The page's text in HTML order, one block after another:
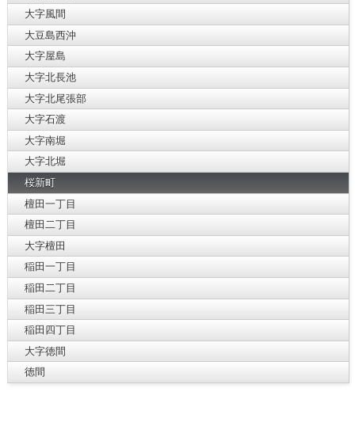
大字風間
大豆島西沖
大字屋島
大字北長池
大字北尾張部
大字石渡
大字南堀
大字北堀
桜新町
檀田一丁目
檀田二丁目
大字檀田
稲田一丁目
稲田二丁目
稲田三丁目
稲田四丁目
大字徳間
徳間